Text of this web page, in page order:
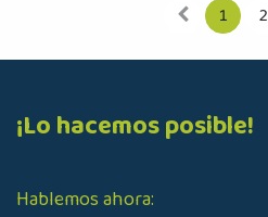
1 2
¡Lo hacemos posible!
Hablemos ahora: